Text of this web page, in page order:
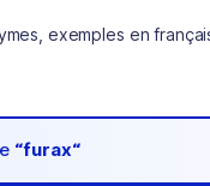
exemples en
“furax“